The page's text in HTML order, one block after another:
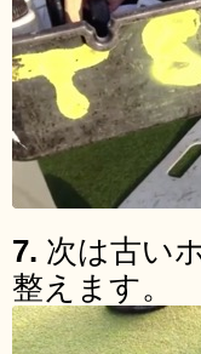
7. 次は古い
整えます。